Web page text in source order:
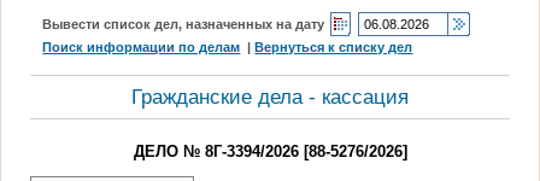
Вывести список дел, назначенных на дату
Поиск информации по делам |Вернуться к списку дел
Гражданские дела - кассация
ДЕЛО № 8Г-3394/2026 [88-5276/2026]